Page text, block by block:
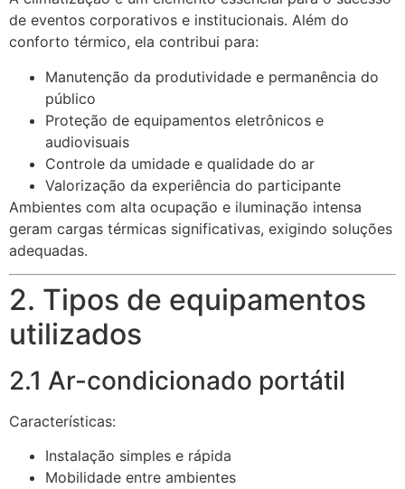
de eventos corporativos e institucionais. Além do
conforto térmico, ela contribui para:
Manutenção da produtividade e permanência do
público
Proteção de equipamentos eletrônicos e
audiovisuais
Controle da umidade e qualidade do ar
Valorização da experiência do participante
Ambientes com alta ocupação e iluminação intensa
geram cargas térmicas significativas, exigindo soluções
adequadas.
2. Tipos de equipamentos
utilizados
2.1 Ar-condicionado portátil
Características:
Instalação simples e rápida
Mobilidade entre ambientes